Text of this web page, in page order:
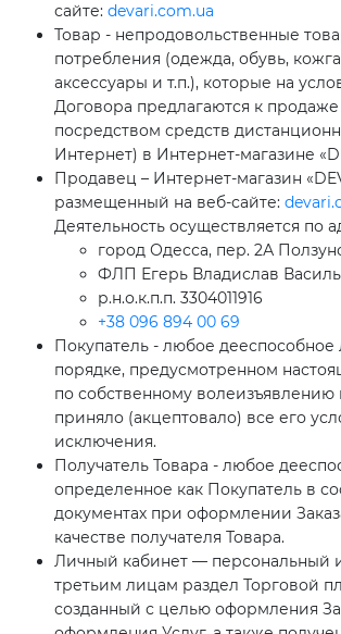
сайте: devari.com.ua
Товар - непродовольственные
потребления (одежда, обувь,
аксессуары и т.п.), которые на
Договора предлагаются к
посредством средств
Интернет) в Интернет-магазине
Продавец – Интернет-магазин
размещенный на веб-сайте:
Деятельность осуществляется по
город Одесса, пер. 2А
ФЛП Егерь Владислав
р.н.о.к.п.п. 3304011916
+38 096 894 00 69
Покупатель - любое дееспособное
порядке, предусмотренном
по собственному волеизъявлению
приняло (акцептовало) все его
исключения.
Получатель Товара - любое
определенное как Покупатель в
документах при оформлении
качестве получателя Товара.
Личный кабинет — персональный
третьим лицам раздел Торговой
созданный с целью оформления